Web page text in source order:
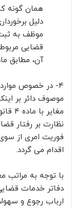
همان گونه
دلیل
موظف به
قضایی
آن، مطابق ماده ۶۹ مذکور اقدام می
۴- در خصوص
موصوف دائر بر
نظارت بر رفتار
فوریت امری از
اقدام می گردد.
با توجه به مراتب
دفاتر خدمات
ارباب رجوع و